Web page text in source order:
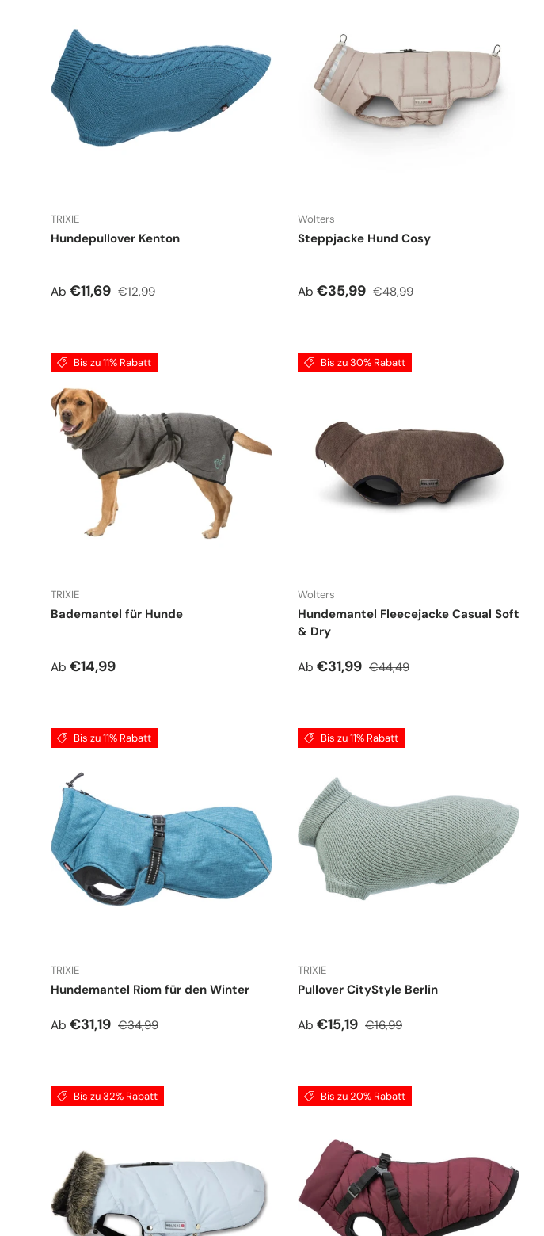
TRIXIE
Hundepullover Kenton
Verkaufspreis
Ab €11,69 Normaler Preis
€12,99
Wolters
Steppjacke Hund Cosy
Verkaufspreis
Ab €35,99 Normaler Preis
€48,99
Bis zu 11% Rabatt
TRIXIE
Bademantel für Hunde
Normaler Preis
Ab €14,99
Bis zu 30% Rabatt
Wolters
Hundemantel Fleecejacke Casual Soft
& Dry
Verkaufspreis
Ab €31,99 Normaler Preis
€44,49
Bis zu 11% Rabatt
TRIXIE
Hundemantel Riom für den Winter
Verkaufspreis
Ab €31,19 Normaler Preis
€34,99
Bis zu 11% Rabatt
TRIXIE
Pullover CityStyle Berlin
Verkaufspreis
Ab €15,19 Normaler Preis
€16,99
Bis zu 32% Rabatt Bis zu 20% Rabatt